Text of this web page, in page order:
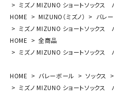
ミズノ MIZUNO ショートソック
HOME
MIZUNO（ミズノ） バレ
ミズノ MIZUNO ショートソック
HOME
全商品
ミズノ MIZUNO ショートソック
HOME バレーボール ソックス
ミズノ MIZUNO ショートソック